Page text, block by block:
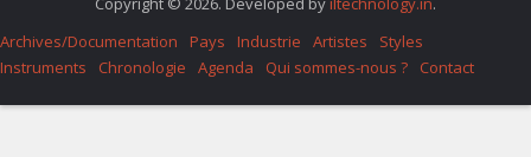
Archives/Documentation
Pays Industrie Artistes
Styles
Instruments
Chronologie Agenda Qui sommes-nous ? Contact